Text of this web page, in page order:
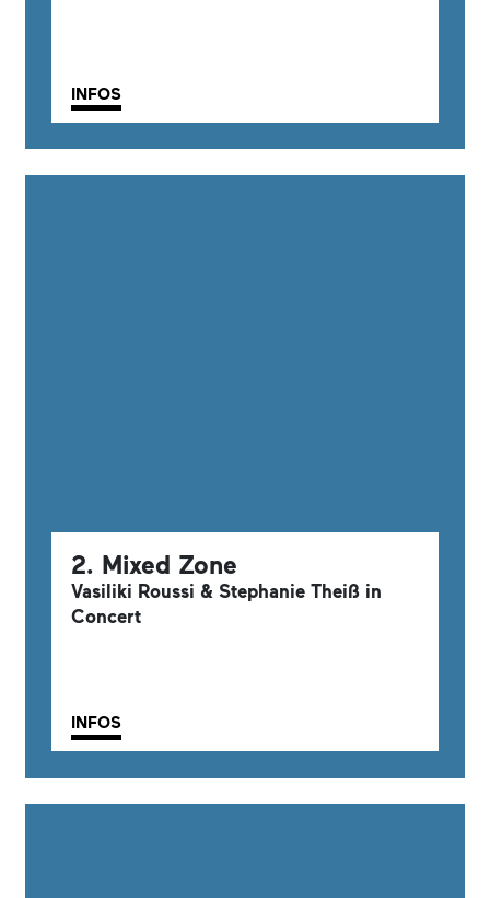
INFOS
2. Mixed Zone
Vasiliki Roussi & Stephanie Theiß in
Concert
INFOS